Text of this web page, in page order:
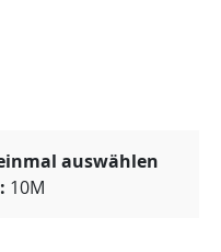
auswählen
10M